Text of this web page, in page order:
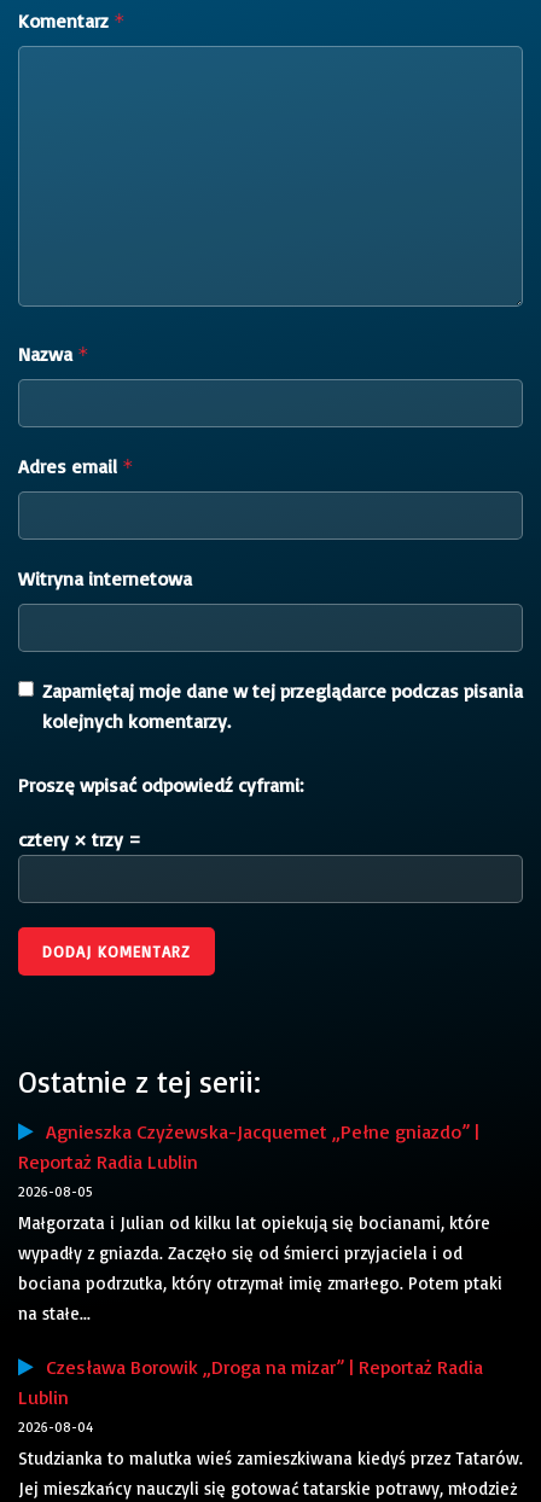
Komentarz *
Nazwa *
Adres email *
Witryna internetowa
Zapamiętaj moje dane w tej przeglądarce podczas pisania
kolejnych komentarzy.
Proszę wpisać odpowiedź cyframi:
cztery × trzy =
Ostatnie z tej serii:
Agnieszka Czyżewska-Jacquemet „Pełne gniazdo” |
Reportaż Radia Lublin
2026-08-05
Małgorzata i Julian od kilku lat opiekują się bocianami, które
wypadły z gniazda. Zaczęło się od śmierci przyjaciela i od
bociana podrzutka, który otrzymał imię zmarłego. Potem ptaki
na stałe...
Czesława Borowik „Droga na mizar” | Reportaż Radia
Lublin
2026-08-04
Studzianka to malutka wieś zamieszkiwana kiedyś przez Tatarów.
Jej mieszkańcy nauczyli się gotować tatarskie potrawy, młodzież